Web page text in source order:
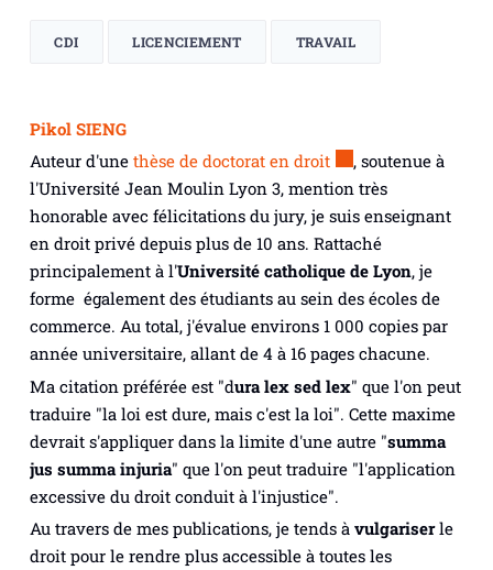
CDI LICENCIEMENT TRAVAIL
Pikol SIENG
Auteur d'unethèse de doctorat en droit
, soutenue à
l'Université Jean Moulin Lyon 3, mention très
honorable avec félicitations du jury, je suis enseignant
en droit privé depuis plus de 10 ans. Rattaché
principalement à l'Université catholique de Lyon, je
forme également des étudiants au sein des écoles de
commerce. Au total, j'évalue environs 1 000 copies par
année universitaire, allant de 4 à 16 pages chacune.
Ma citation préférée est "dura lex sed lex" que l'on peut
traduire "la loi est dure, mais c'est la loi". Cette maxime
devrait s'appliquer dans la limite d'une autre "summa
jus summa injuria" que l'on peut traduire "l'application
excessive du droit conduit à l'injustice".
Au travers de mes publications, je tends à vulgariserle
droit pour le rendre plus accessible à toutes les